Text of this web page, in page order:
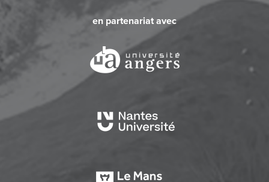
en partenariat avec